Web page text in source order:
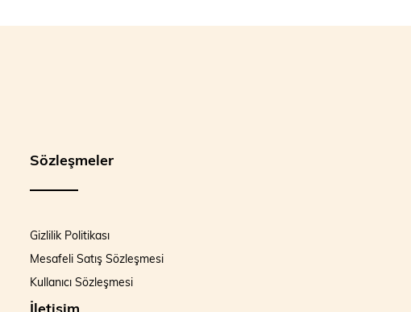
Sözleşmeler
Gizlilik Politikası
Mesafeli Satış Sözleşmesi
Kullanıcı Sözleşmesi
İletişim